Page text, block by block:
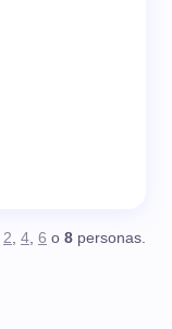
2, 4, 6 o 8 personas.